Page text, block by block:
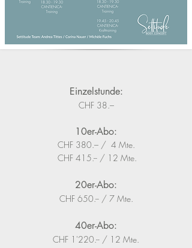
Einzelstunde:
CHF 38.–
10er-Abo:
CHF 380.– / 4 Mte.
CHF 415.-- / 12 Mte.
20er-Abo:
CHF 650.-- / 7 Mte.
40er-Abo:
CHF 1'220.-- / 12 Mte.